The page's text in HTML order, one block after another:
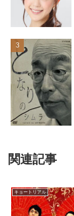
関連記事
キョートリアル